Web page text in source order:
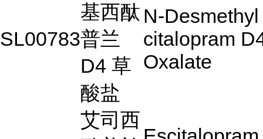
SL00783
基西酞
普兰
D4 草
酸盐
N-Desmethyl
citalopram
Oxalate
艾司西